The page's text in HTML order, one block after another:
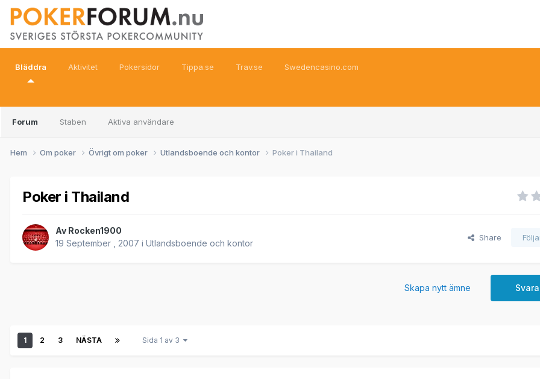
Bläddra
Forum Staben Aktiva användare
Aktivitet Pokersidor Tippa.se Trav.se Swedencasino.com
Hem Om poker Övrigt om poker Utlandsboende och kontor Poker i Thailand
Poker i Thailand
Av Rocken1900
19 September , 2007 i Utlandsboende och kontor
Share
Skapa nytt ämne
1 2 3 NÄSTA Sida 1 av 3